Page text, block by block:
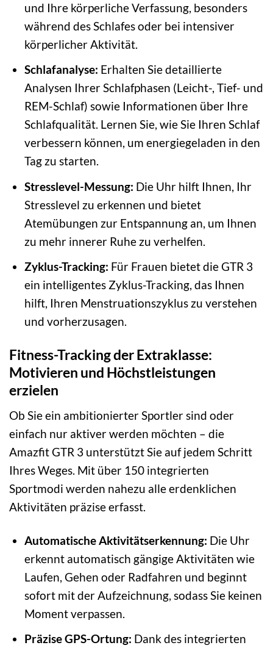
und Ihre körperliche Verfassung, besonders
während des Schlafes oder bei intensiver
körperlicher Aktivität.
Schlafanalyse: Erhalten Sie detaillierte
Analysen Ihrer Schlafphasen (Leicht-, Tief- und
REM-Schlaf) sowie Informationen über Ihre
Schlafqualität. Lernen Sie, wie Sie Ihren Schlaf
verbessern können, um energiegeladen in den
Tag zu starten.
Stresslevel-Messung: Die Uhr hilft Ihnen, Ihr
Stresslevel zu erkennen und bietet
Atemübungen zur Entspannung an, um Ihnen
zu mehr innerer Ruhe zu verhelfen.
Zyklus-Tracking: Für Frauen bietet die GTR 3
ein intelligentes Zyklus-Tracking, das Ihnen
hilft, Ihren Menstruationszyklus zu verstehen
und vorherzusagen.
Fitness-Tracking der Extraklasse:
Motivieren und Höchstleistungen
erzielen
Ob Sie ein ambitionierter Sportler sind oder
einfach nur aktiver werden möchten – die
Amazfit GTR 3 unterstützt Sie auf jedem Schritt
Ihres Weges. Mit über 150 integrierten
Sportmodi werden nahezu alle erdenklichen
Aktivitäten präzise erfasst.
Automatische Aktivitätserkennung: Die Uhr
erkennt automatisch gängige Aktivitäten wie
Laufen, Gehen oder Radfahren und beginnt
sofort mit der Aufzeichnung, sodass Sie keinen
Moment verpassen.
Präzise GPS-Ortung: Dank des integrierten